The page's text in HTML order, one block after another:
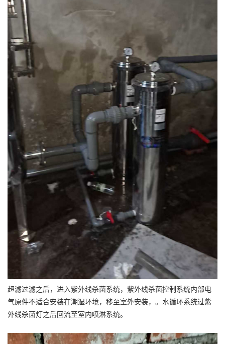
超滤过滤之后，进入紫外线杀菌系统，紫外线杀菌控制系统内部电
气原件不适合安装在潮湿环境，移至室外安装，。水循环系统过紫
外线杀菌灯之后回流至室内喷淋系统。